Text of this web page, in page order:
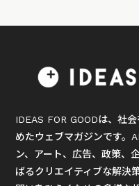
IDEAS FOR GOODは、社
めたウェブマガジンです。
ン、アート、広告、政策、
ばるクリエイティブな解決